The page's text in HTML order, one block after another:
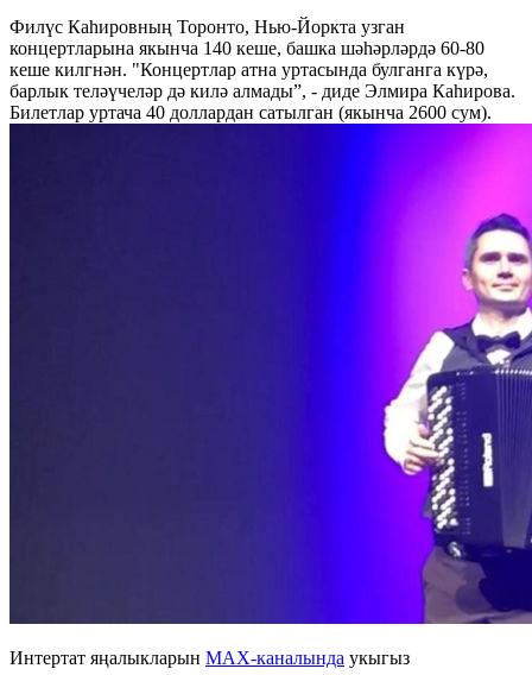
Филүс Каһировның Торонто, Нью-Йоркта узган
концертларына якынча 140 кеше, башка шәһәрләрдә 60-80
кеше килгнән. "Концертлар атна уртасында булганга күрә,
барлык теләүчеләр дә килә алмады”, - диде Элмира Каһирова.
Билетлар уртача 40 доллардан сатылган (якынча 2600 сум).
Интертат яңалыкларын MAX-каналында укыгыз